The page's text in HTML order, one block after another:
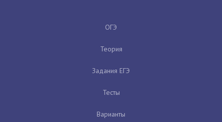
ОГЭ
Теория
Задания ЕГЭ
Тесты
Варианты